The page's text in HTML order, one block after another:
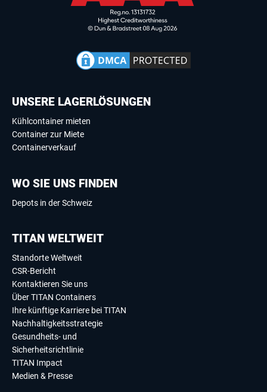
UNSERE LAGERLÖSUNGEN
Kühlcontainer mieten
Container zur Miete
Containerverkauf
WO SIE UNS FINDEN
Depots in der Schweiz
TITAN WELTWEIT
Standorte Weltweit
CSR-Bericht
Kontaktieren Sie uns
Über TITAN Containers
Ihre künftige Karriere bei TITAN
Nachhaltigkeitsstrategie
Gesundheits- und
Sicherheitsrichtlinie
TITAN Impact
Medien & Presse